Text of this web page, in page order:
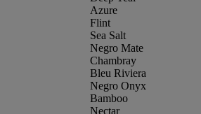
Azure
Flint
Sea Salt
Negro Mate
Chambray
Bleu Riviera
Negro Onyx
Bamboo
Nectar